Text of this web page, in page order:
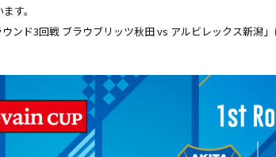
す。
ンド3回戦 ブラウブリッツ秋田 vs アルビレックス新潟